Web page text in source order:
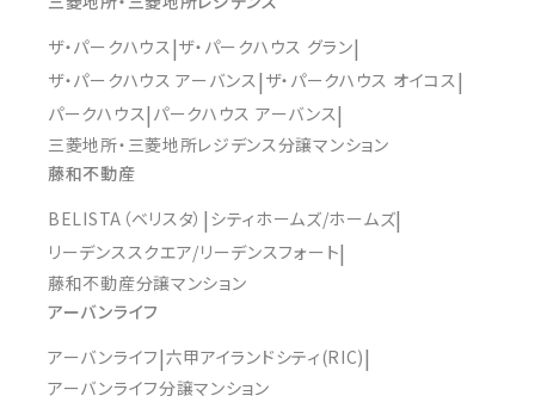
ザ・パークハウス ザ・パークハウス グラン
ザ・パークハウス アーバンス ザ・パークハウス オイコス
パークハウス パークハウス アーバンス
三菱地所・三菱地所レジデンス分譲マンション
藤和不動産
BELISTA（ベリスタ） シティホームズ/ホームズ
リーデンススクエア/リーデンスフォート
藤和不動産分譲マンション
アーバンライフ
アーバンライフ 六甲アイランドシティ(RIC)
アーバンライフ分譲マンション